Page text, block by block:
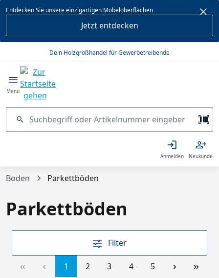
springen
Entdecken Sie unsere einzigartigen Möbeloberflächen
Jetzt entdecken
Dein Holzgroßhandel für Gewerbetreibende
Menü
Anmelden Neukunde
Boden Parkettböden
Parkettböden
Filter
1 2 3 4 5